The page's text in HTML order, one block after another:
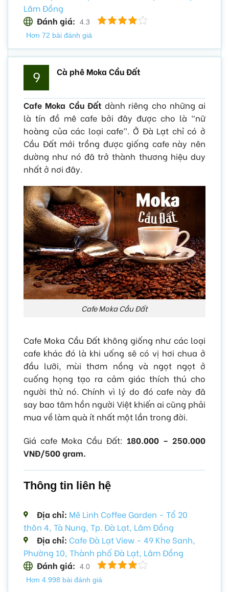
Lâm Đồng
Đánh giá:
4.3
Hơn 72 bài đánh giá
9 Cà phê Moka Cầu Đất
Cafe Moka Cầu Đất dành riêng cho những ai
là tín đồ mê cafe bởi đây được cho là “nữ
hoàng của các loại cafe”. Ở Đà Lạt chỉ có ở
Cầu Đất mới trồng được giống cafe này nên
dường như nó đã trở thành thương hiệu duy
nhất ở nơi đây.
Cafe Moka Cầu Đất
Cafe Moka Cầu Đất không giống như các loại
cafe khác đó là khi uống sẽ có vị hơi chua ở
đầu lưỡi, mùi thơm nồng và ngọt ngọt ở
cuống họng tạo ra cảm giác thích thú cho
người thử nó. Chính vì lý do đó cafe này đã
say bao tâm hồn người Việt khiến ai cũng phải
mua về làm quà ít nhất một lần trong đời.
Giá cafe Moka Cầu Đất: 180.000 – 250.000
VNĐ/500 gram.
Thông tin liên hệ
Địa chỉ: Mê Linh Coffee Garden - Tổ 20
thôn 4, Tà Nung, Tp. Đà Lạt, Lâm Đồng
Địa chỉ: Cafe Đà Lạt View - 49 Khe Sanh,
Phường 10, Thành phố Đà Lạt, Lâm Đồng
Đánh giá:
4.0
Hơn 4.998 bài đánh giá